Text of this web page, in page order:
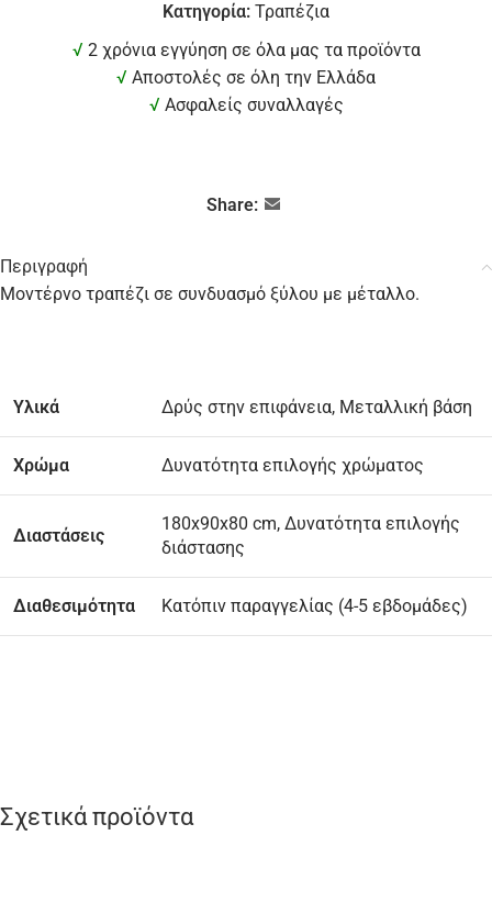
Κατηγορία: Τραπέζια
√ 2 χρόνια εγγύηση σε όλα μας τα προϊόντα
√ Αποστολές σε όλη την Ελλάδα
√ Ασφαλείς συναλλαγές
Share:
Περιγραφή
Μοντέρνο τραπέζι σε συνδυασμό ξύλου με μέταλλο.
Υλικά Δρύς στην επιφάνεια, Μεταλλική βάση
Χρώμα Δυνατότητα επιλογής χρώματος
Διαστάσεις
180x90x80 cm, Δυνατότητα επιλογής
διάστασης
Διαθεσιμότητα Κατόπιν παραγγελίας (4-5 εβδομάδες)
Σχετικά προϊόντα